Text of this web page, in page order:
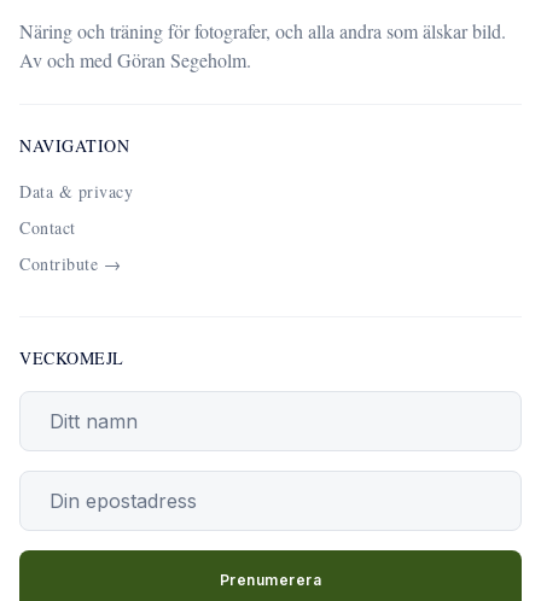
Näring och träning för fotografer, och alla andra som älskar bild.
Av och med Göran Segeholm.
NAVIGATION
Data & privacy
Contact
Contribute →
VECKOMEJL
Prenumerera